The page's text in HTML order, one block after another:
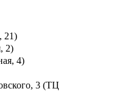
21)
2)
4)
3 (ТЦ